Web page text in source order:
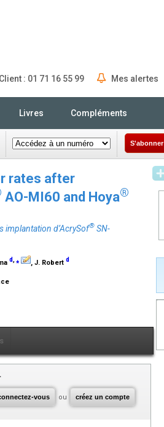
: 01 71 16 55 99 Mes alertes
Livres Compléments
S'abonner
rates after
AO-MI60 and Hoya®
implantation d’AcrySof® SN-
d ⁎ , J. Robert d
vous ou créez un compte